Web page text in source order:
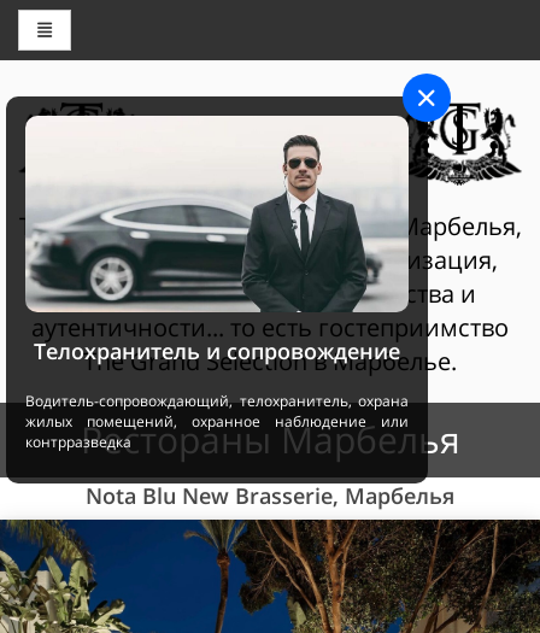
THE GRAND SELECTION
The Grand Selection Султан Клаб Марбелья,
гостеприимство - это персонализация,
услуги самого высокого качества и
аутентичности... то есть гостеприимство
The Grand Selection в Марбелье.
Рестораны Марбелья
Nota Blu New Brasserie, Марбелья
Телохранитель и сопровождение
Водитель-сопровождающий, телохранитель, охрана
жилых помещений, охранное наблюдение или
контрразведка